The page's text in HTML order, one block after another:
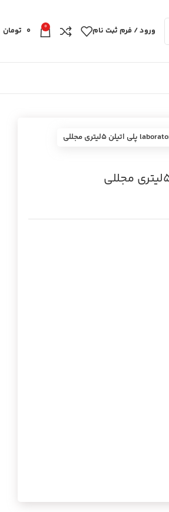
ورود / فرم ثبت نام 0
0 تومان